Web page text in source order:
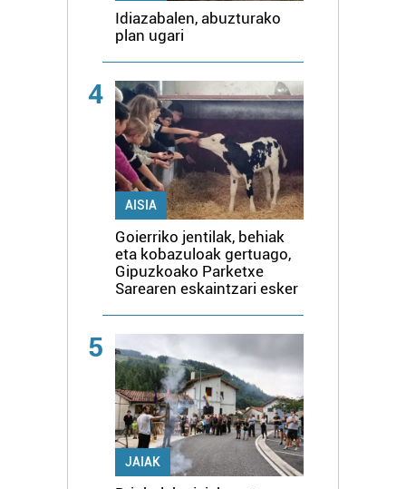
Idiazabalen, abuzturako
plan ugari
4
AISIA
Goierriko jentilak, behiak
eta kobazuloak gertuago,
Gipuzkoako Parketxe
Sarearen eskaintzari esker
5
JAIAK